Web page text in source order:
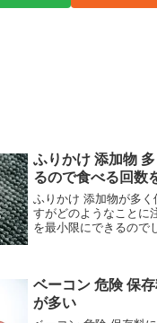
ふりかけ 添加物
るので食べる回数
ふりかけ 添加物が多
すがどのようなことに
を最小限にできるので
としてとても便利なふ
ベーコン 危険 保
が多い